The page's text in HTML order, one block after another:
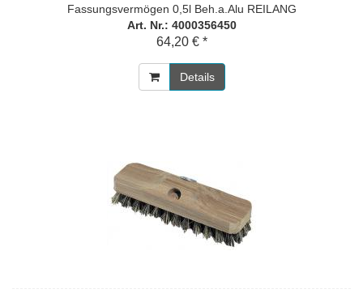
Fassungsvermögen 0,5l Beh.a.Alu REILANG
Art. Nr.: 4000356450
64,20 € *
Details